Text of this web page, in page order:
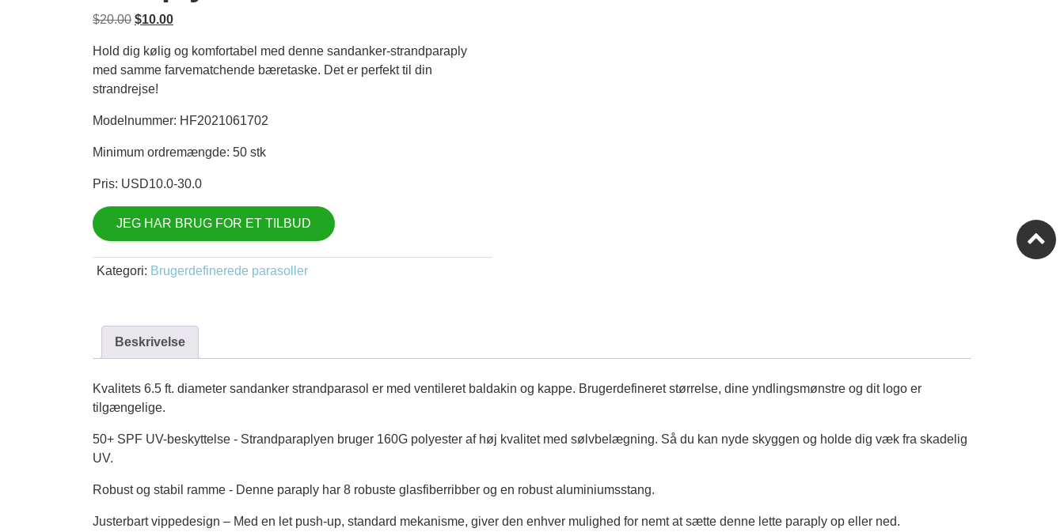
$20.00 Oprindelig
var:
$20.00.
$10.00Nuværende
er:
$10.00.
Hold dig kølig og komfortabel med denne sandanker-strandparaply
med samme farvematchende bæretaske. Det er perfekt til din
strandrejse!
Modelnummer: HF2021061702
Minimum ordremængde: 50 stk
Pris: USD10.0-30.0
JEG HAR BRUG FOR ET TILBUD
Kategori: Brugerdefinerede parasoller
Beskrivelse
Kvalitets 6.5 ft. diameter sandanker strandparasol er med ventileret baldakin og kappe. Brugerdefineret størrelse, dine yndlingsmønstre og dit logo er
tilgængelige.
50+ SPF UV-beskyttelse - Strandparaplyen bruger 160G polyester af høj kvalitet med sølvbelægning. Så du kan nyde skyggen og holde dig væk fra skadelig
UV.
Robust og stabil ramme - Denne paraply har 8 robuste glasfiberribber og en robust aluminiumsstang.
Justerbart vippedesign – Med en let push-up, standard mekanisme, giver den enhver mulighed for nemt at sætte denne lette paraply op eller ned.